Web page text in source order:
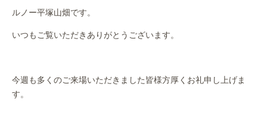
サービス
作業事例
店舗アクセス
ルノー平塚山畑です。
いつもご覧いただきありがとうございます。
今週も多くのご来場いただきました皆様方厚くお礼申し上げま
す。